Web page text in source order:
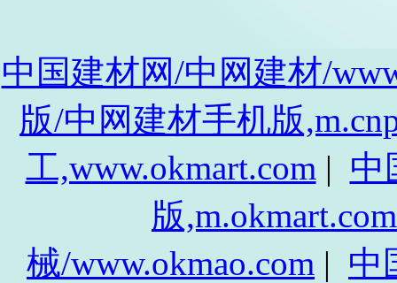
中国建材网/中网建材/
版/中网建材手机版
工,www.okmart.com | 中
版,m.okmart.com
械/www.okmao.com | 中